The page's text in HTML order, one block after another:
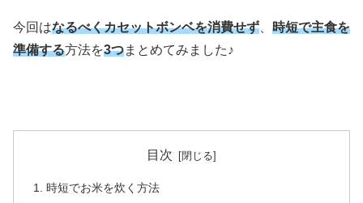
今回はなるべくカセットボンベを消費せず
時短で主食を
準備する方法を3つまとめてみました♪
目次
時短でお米を炊く方法